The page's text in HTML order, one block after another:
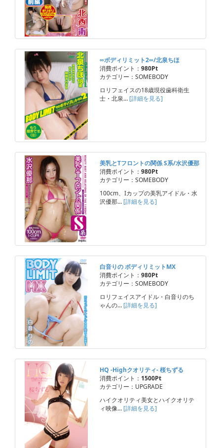
∞ボディリミット2∞/北泉ちほ
消費ポイント： 980Pt
カテゴリー：SOMEBODY
ロリフェイスの18歳現役歯科衛生
士・北泉… [詳細を見る]
美乳とTフロントの関係 S系/水沢優那
消費ポイント： 980Pt
カテゴリー：SOMEBODY
100cm、Iカップの美乳アイドル・水
沢優那… [詳細を見る]
白音りの ボディリミットMX
消費ポイント： 980Pt
カテゴリー：SOMEBODY
ロリフェイスアイドル・白音りのち
ゃんの… [詳細を見る]
HQ -Highクオリティ- 桜ちずる
消費ポイント： 1500Pt
カテゴリー：UPGRADE
ハイクオリティ美女とハイクオリテ
ィ映像… [詳細を見る]